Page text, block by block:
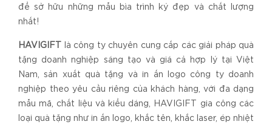
để sở hữu những mẫu bìa trình ký đẹp và chất lượng
nhất!
HAVIGIFT
là công ty chuyên cung cấp các giải pháp quà
tặng doanh nghiệp sáng tạo và giá cả hợp lý tại Việt
Nam, sản xuất quà tặng và in ấn logo công ty doanh
nghiệp theo yêu cầu riêng của khách hàng, với đa dạng
mẫu mã, chất liệu và kiểu dáng, HAVIGIFT gia công các
loại quà tặng như in ấn logo, khắc tên, khắc laser, ép nhiệt